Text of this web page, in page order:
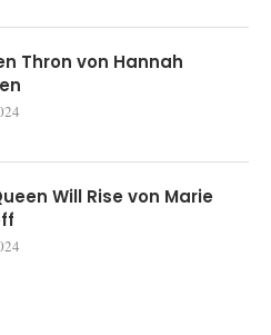
Thron von Hannah
Will Rise von Marie